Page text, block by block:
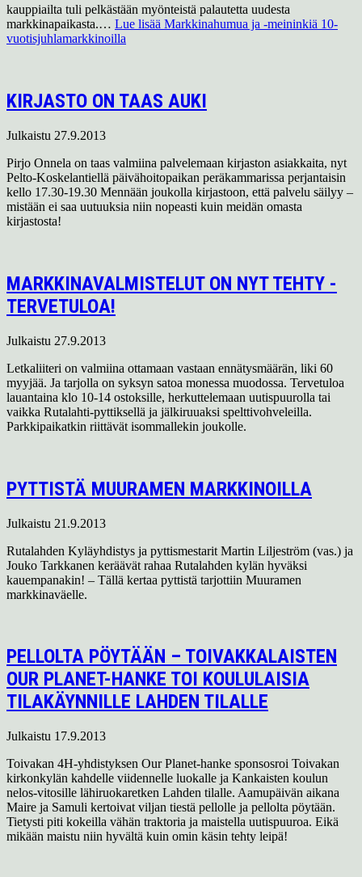
kauppiailta tuli pelkästään myönteistä palautetta uudesta
markkinapaikasta.… Lue lisää Markkinahumua ja -meininkiä 10-
vuotisjuhlamarkkinoilla
KIRJASTO ON TAAS AUKI
Julkaistu 27.9.2013
Pirjo Onnela on taas valmiina palvelemaan kirjaston asiakkaita, nyt
Pelto-Koskelantiellä päivähoitopaikan peräkammarissa perjantaisin
kello 17.30-19.30 Mennään joukolla kirjastoon, että palvelu säilyy –
mistään ei saa uutuuksia niin nopeasti kuin meidän omasta
kirjastosta!
MARKKINAVALMISTELUT ON NYT TEHTY -
TERVETULOA!
Julkaistu 27.9.2013
Letkaliiteri on valmiina ottamaan vastaan ennätysmäärän, liki 60
myyjää. Ja tarjolla on syksyn satoa monessa muodossa. Tervetuloa
lauantaina klo 10-14 ostoksille, herkuttelemaan uutispuurolla tai
vaikka Rutalahti-pyttiksellä ja jälkiruuaksi spelttivohveleilla.
Parkkipaikatkin riittävät isommallekin joukolle.
PYTTISTÄ MUURAMEN MARKKINOILLA
Julkaistu 21.9.2013
Rutalahden Kyläyhdistys ja pyttismestarit Martin Liljeström (vas.) ja
Jouko Tarkkanen keräävät rahaa Rutalahden kylän hyväksi
kauempanakin! – Tällä kertaa pyttistä tarjottiin Muuramen
markkinaväelle.
PELLOLTA PÖYTÄÄN – TOIVAKKALAISTEN
OUR PLANET-HANKE TOI KOULULAISIA
TILAKÄYNNILLE LAHDEN TILALLE
Julkaistu 17.9.2013
Toivakan 4H-yhdistyksen Our Planet-hanke sponsosroi Toivakan
kirkonkylän kahdelle viidennelle luokalle ja Kankaisten koulun
nelos-vitosille lähiruokaretken Lahden tilalle. Aamupäivän aikana
Maire ja Samuli kertoivat viljan tiestä pellolle ja pellolta pöytään.
Tietysti piti kokeilla vähän traktoria ja maistella uutispuuroa. Eikä
mikään maistu niin hyvältä kuin omin käsin tehty leipä!